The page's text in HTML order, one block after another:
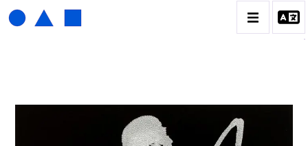
HENRI FOUCAULT